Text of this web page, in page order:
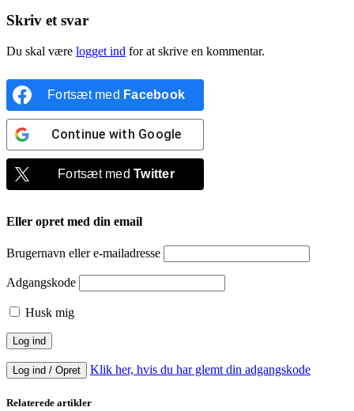
Skriv et svar
Du skal være logget ind for at skrive en kommentar.
Fortsæt med Facebook
Continue with Google
Fortsæt medTwitter
Eller opret med din email
Brugernavn eller e-mailadresse
Adgangskode
Husk mig
Log ind / Opret Klik her, hvis du har glemt din adgangskode
Relaterede artikler